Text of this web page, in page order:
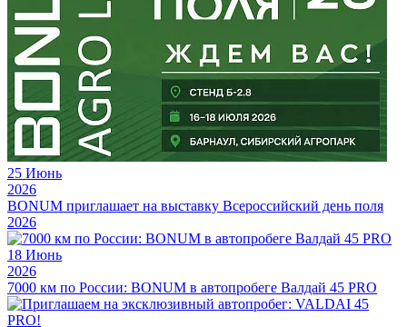
25 Июнь
2026
BONUM приглашает на выставку Всероссийский день поля
2026
18 Июнь
2026
7000 км по России: BONUM в автопробеге Валдай 45 PRO